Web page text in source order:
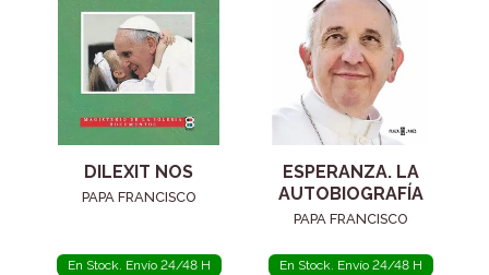
DILEXIT NOS
PAPA FRANCISCO
En Stock. Envío 24/48 H
ESPERANZA. LA
AUTOBIOGRAFÍA
PAPA FRANCISCO
En Stock. Envío 24/48 H